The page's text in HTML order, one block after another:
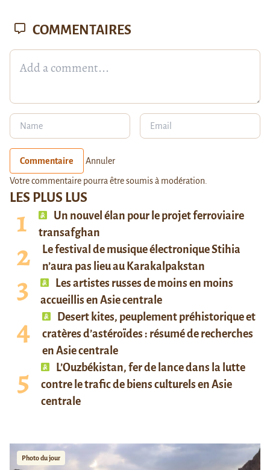
LES PLUS LUS
Un nouvel élan pour le projet ferroviaire
transafghan
Le festival de musique électronique Stihia
n’aura pas lieu au Karakalpakstan
Les artistes russes de moins en moins
accueillis en Asie centrale
Desert kites, peuplement préhistorique et
cratères d’astéroïdes : résumé de recherches
en Asie centrale
L’Ouzbékistan, fer de lance dans la lutte
contre le trafic de biens culturels en Asie
centrale
Photo du jour
COMMENTAIRES
Commentaire Annuler
Votre commentaire pourra être soumis à modération.